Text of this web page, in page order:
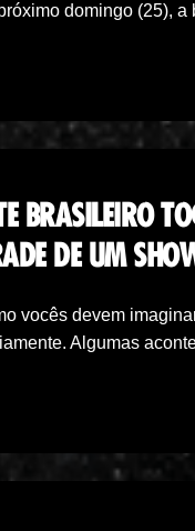
domingo (25),
BRASILEIRO
DE UM
vocês devem
Algumas